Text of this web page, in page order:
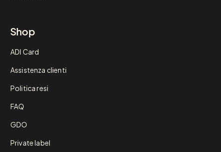
Shop
ADI Card
Assistenza clienti
Politica resi
FAQ
GDO
Private label